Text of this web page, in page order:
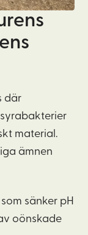
där
material.
ämnen
sänker pH
oönskade